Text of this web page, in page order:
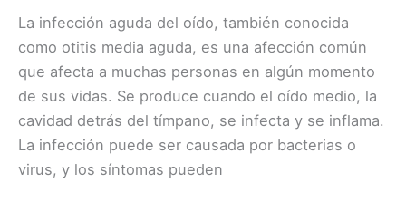
La infección aguda del oído, también conocida
como otitis media aguda, es una afección común
que afecta a muchas personas en algún momento
de sus vidas. Se produce cuando el oído medio, la
cavidad detrás del tímpano, se infecta y se inflama.
La infección puede ser causada por bacterias o
virus, y los síntomas pueden